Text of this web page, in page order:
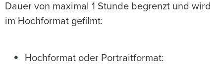
Dauer von maximal 1 Stunde begrenzt und wird
im Hochformat gefilmt:
Hochformat oder Portraitformat: